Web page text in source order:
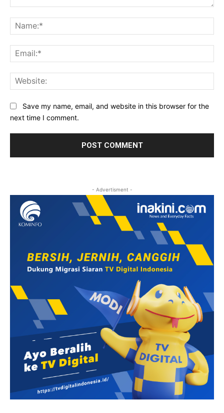
Save my name, email, and website in this browser for the
next time I comment.
- Advertisment -